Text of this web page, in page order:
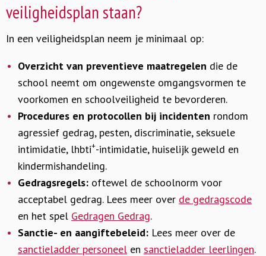
veiligheidsplan staan?
In een veiligheidsplan neem je minimaal op:
Overzicht van preventieve maatregelen die de
school neemt om ongewenste omgangsvormen te
voorkomen en schoolveiligheid te bevorderen.
Procedures en protocollen bij incidenten rondom
agressief gedrag, pesten, discriminatie, seksuele
intimidatie, lhbti+-intimidatie, huiselijk geweld en
kindermishandeling.
Gedragsregels: oftewel de schoolnorm voor
acceptabel gedrag. Lees meer over de gedragscode
en het spel Gedragen Gedrag.
Sanctie- en aangiftebeleid: Lees meer over de
sanctieladder personeel en sanctieladder leerlingen.